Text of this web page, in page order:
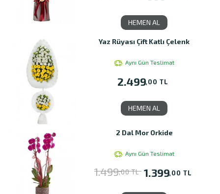
HEMEN AL
Yaz Rüyası Çift Katlı Çelenk
Aynı Gün Teslimat
2.499,00 TL
HEMEN AL
2 Dal Mor Orkide
Aynı Gün Teslimat
1.499,00 TL 1.399,00 TL